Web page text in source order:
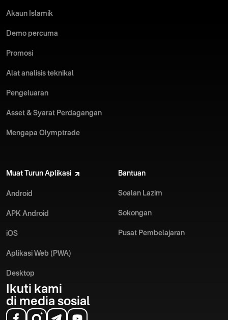
Akaun Islamik
Demo percuma
Promosi
Alat analisis teknikal
Pengeluaran
Asset & Syarat Perdagangan
Mengapa Olymptrade
Muat Turun Aplikasi
Android
APK Android
iOS
Aplikasi Web (PWA)
Desktop
Bantuan
Soalan Lazim
Sokongan
Pusat Pembelajaran
Ikuti kami
di media sosial